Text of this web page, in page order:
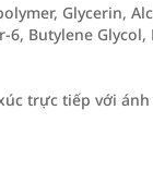
Glycerin,
6, Butylene
trực tiếp với